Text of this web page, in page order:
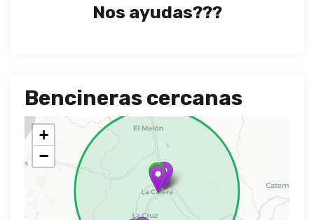
Nos ayudas???
Bencineras cercanas
+
−